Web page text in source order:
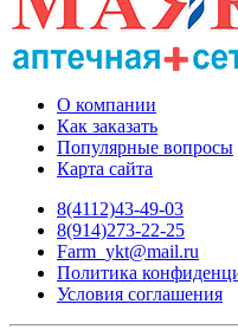
О компании
Как заказать
Популярные вопросы
Карта сайта
8(4112)43-49-03
8(914)273-22-25
Farm_ykt@mail.ru
Политика
Условия соглашения